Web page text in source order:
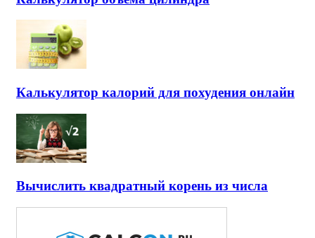
Калькулятор калорий для похудения онлайн
Вычислить квадратный корень из числа